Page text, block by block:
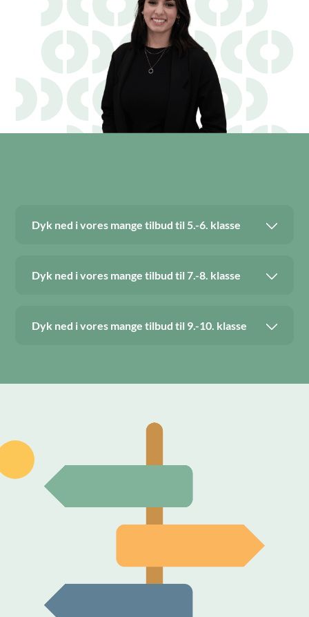
Dyk ned i vores mange tilbud til 5.-6. klasse
Dyk ned i vores mange tilbud til 7.-8. klasse
Dyk ned i vores mange tilbud til 9.-10. klasse